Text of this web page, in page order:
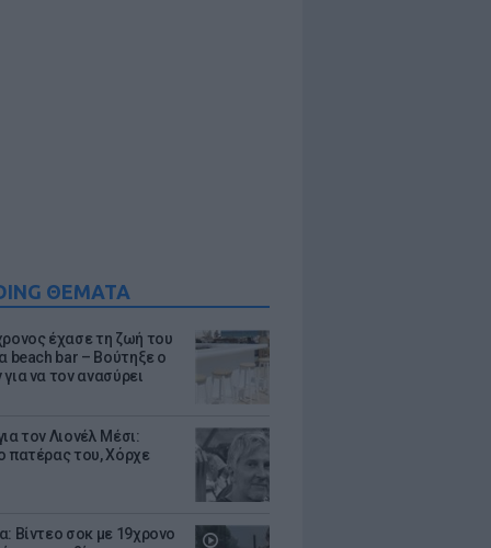
ΘΕΜΑΤΑ
έχασε τη ζωή του
beach bar – Βούτηξε ο
να τον ανασύρει
τον Λιονέλ Μέσι:
πατέρας του, Χόρχε
Βίντεο σοκ με 19χρονο